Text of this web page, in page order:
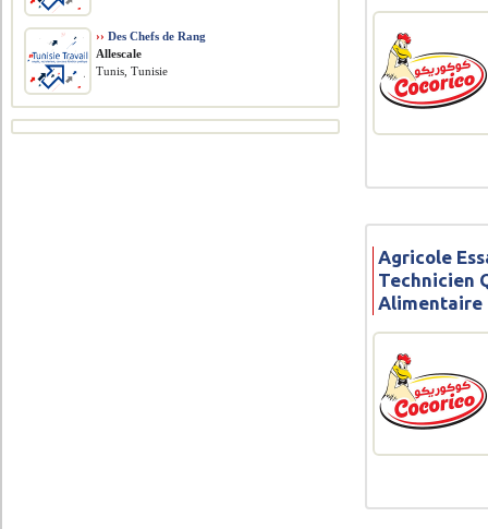
Agricole
Technicien
Alimentaire
›› Des Chefs de Rang
Allescale
Tunis, Tunisie